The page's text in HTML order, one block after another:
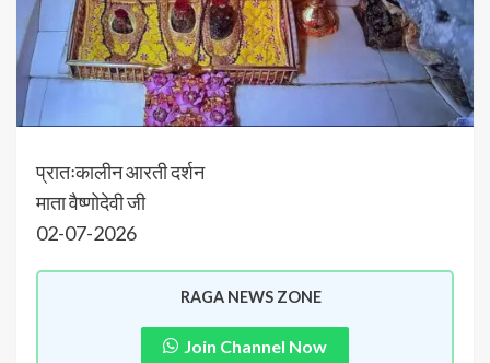
प्रातःकालीन आरती दर्शन
माता वैष्णोदेवी जी
02-07-2026
RAGA NEWS ZONE
Join Channel Now